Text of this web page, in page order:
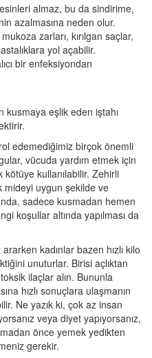
almaz, bu da sindirime,
azalmasına neden olur.
zarları, kırılgan saçlar,
yol açabilir.
bir enfeksiyondan
kusmaya eşlik eden iştahı
edemediğimiz birçok önemli
vücuda yardım etmek için
kullanılabilir. Zehirli
mideyi uygun şekilde ve
sadece kusmadan hemen
koşullar altında yapılması da
kadınlar bazen hızlı kilo
unuturlar. Birisi açlıktan
ilaçlar alın. Bununla
hızlı sonuçlara ulaşmanın
Ne yazık ki, çok az insan
veya diyet yapıyorsanız,
önce yemek yedikten
gerekir.